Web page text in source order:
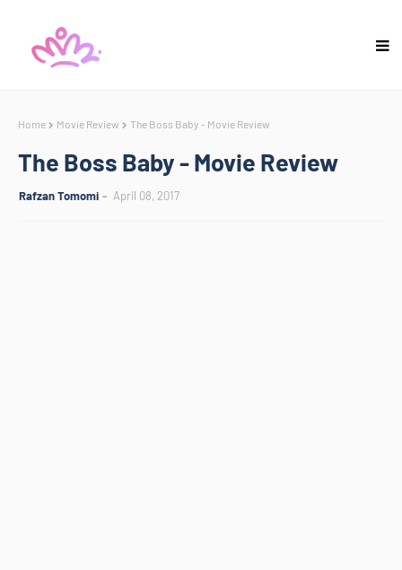
Home Movie Review The Boss Baby - Movie Review
The Boss Baby - Movie Review
Rafzan Tomomi April 08, 2017